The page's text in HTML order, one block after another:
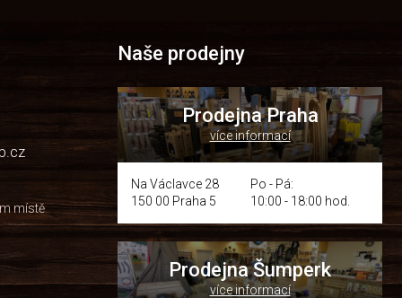
místě
Naše prodejny
Prodejna Praha
více informací
Na Václavce 28
150 00 Praha 5
Po - Pá:
10:00 - 18:00 hod.
Prodejna Šumperk
více informací